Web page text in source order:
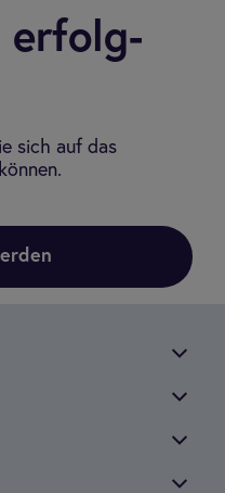
erfolg­
sich auf das